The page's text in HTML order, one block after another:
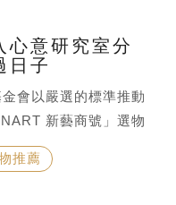
心意研究室分
日子
會以嚴選的標準推動
新藝商號」選物
感，儀式不在於擁有
分每秒
推薦